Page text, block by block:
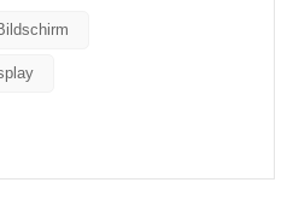
Form testen müssen?